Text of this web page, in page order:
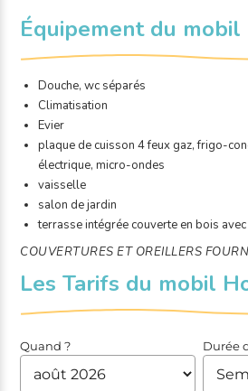
Équipement du mobil
Douche, wc séparés
Climatisation
Evier
plaque de cuisson 4 feux gaz, frigo-
électrique, micro-ondes
vaisselle
salon de jardin
terrasse intégrée couverte en bois
COUVERTURES ET OREILLERS
Les Tarifs du mobil